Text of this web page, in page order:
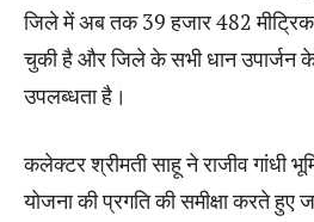
जिले में अब तक 39 हजार 482 मीट्रिक
चुकी है और जिले के सभी धान उपार्जन
उपलब्धता है।
कलेक्टर श्रीमती साहू ने राजीव गांधी
योजना की प्रगति की समीक्षा करते हुए